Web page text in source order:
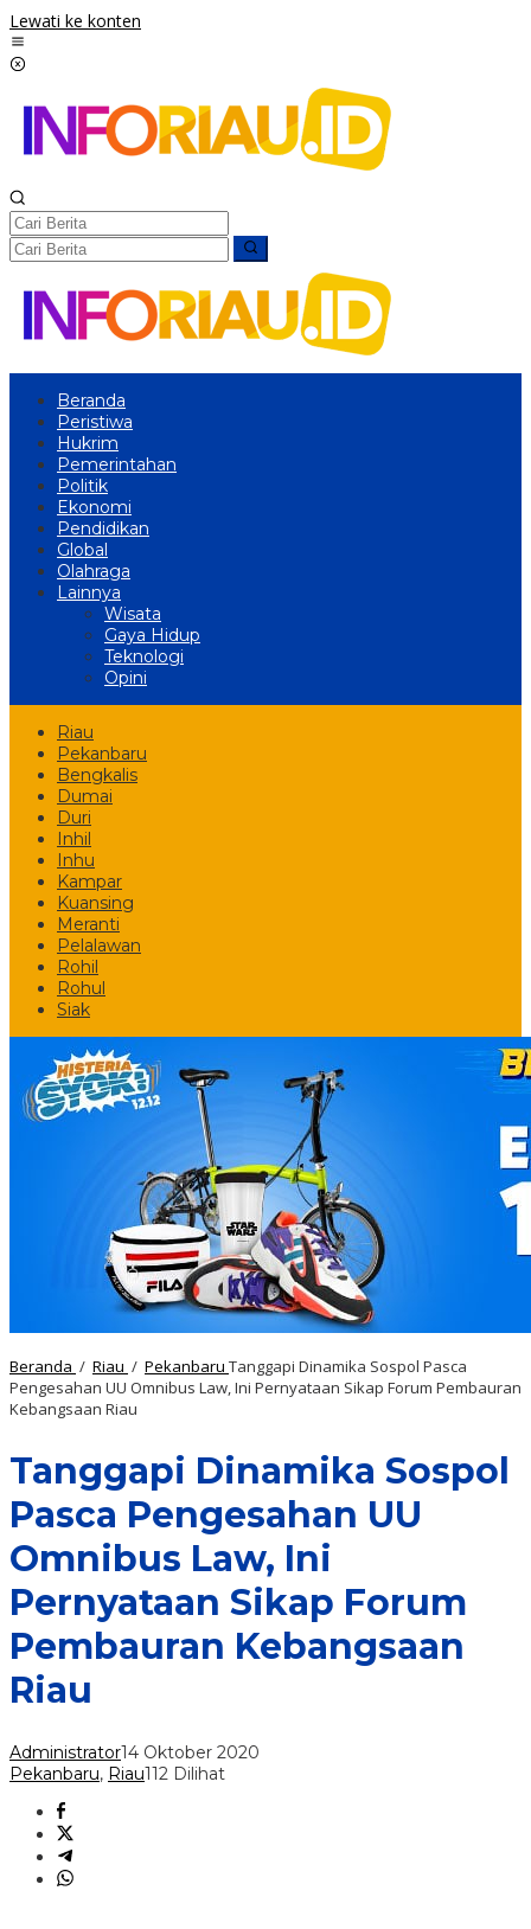
Lewati ke konten
Beranda
Peristiwa
Hukrim
Pemerintahan
Politik
Ekonomi
Pendidikan
Global
Olahraga
Lainnya
Wisata
Gaya Hidup
Teknologi
Opini
Riau
Pekanbaru
Bengkalis
Dumai
Duri
Inhil
Inhu
Kampar
Kuansing
Meranti
Pelalawan
Rohil
Rohul
Siak
Beranda / Riau / Pekanbaru Tanggapi Dinamika Sospol Pasca
Pengesahan UU Omnibus Law, Ini Pernyataan Sikap Forum Pembauran
Kebangsaan Riau
Tanggapi Dinamika Sospol
Pasca Pengesahan UU
Omnibus Law, Ini
Pernyataan Sikap Forum
Pembauran Kebangsaan
Riau
Administrator14 Oktober 2020
Pekanbaru, Riau112 Dilihat